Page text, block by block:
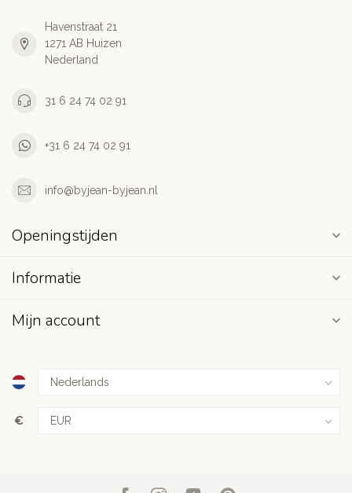
Havenstraat 21
1271 AB Huizen
Nederland
31 6 24 74 02 91
+31 6 24 74 02 91
info@byjean-byjean.nl
Openingstijden
Informatie
Mijn account
€